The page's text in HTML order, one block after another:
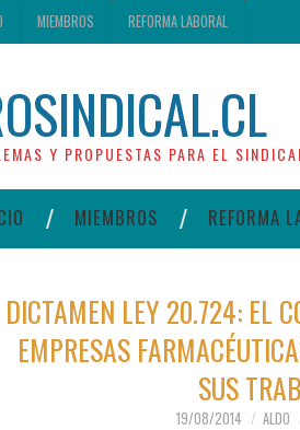
MIEMBROS REFORMA LABORAL
Y PROPUESTAS PARA EL
MIEMBROS REFORMA
DICTAMEN LEY 20.724: EL
EMPRESAS
SUS
19/08/2014 ALDO